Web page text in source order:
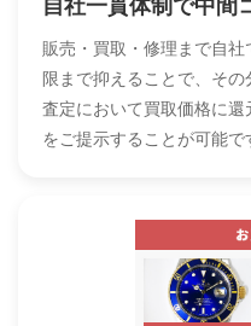
販売・買取・修理まで自
限まで抑えることで、そ
査定において買取価格に
をご提示することが可能で